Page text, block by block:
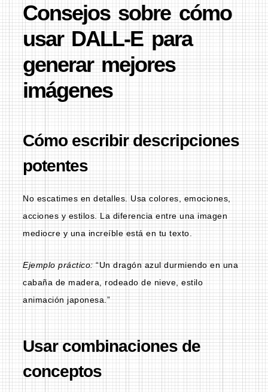
Consejos sobre cómo
usar DALL-E para
generar mejores
imágenes
Cómo escribir descripciones
potentes
No escatimes en detalles. Usa colores, emociones,
acciones y estilos. La diferencia entre una imagen
mediocre y una increíble está en tu texto.
Ejemplo práctico:“Un dragón azul durmiendo en una
cabaña de madera, rodeado de nieve, estilo
animación japonesa.”
Usar combinaciones de
conceptos